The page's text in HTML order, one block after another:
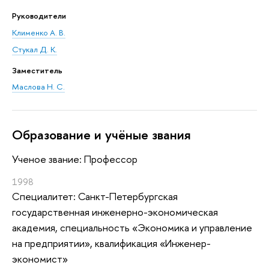
Руководители
Клименко А. В.
Стукал Д. К.
Заместитель
Маслова Н. С.
Oбразование и учёные звания
Ученое звание: Профессор
1998
Специалитет: Санкт-Петербургская
государственная инженерно-экономическая
академия, специальность «Экономика и управление
на предприятии», квалификация «Инженер-
экономист»